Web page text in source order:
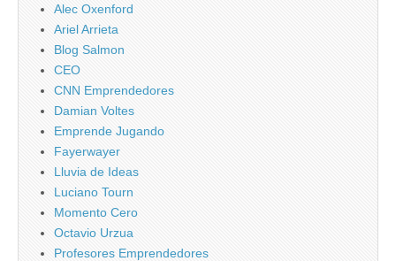
Alec Oxenford
Ariel Arrieta
Blog Salmon
CEO
CNN Emprendedores
Damian Voltes
Emprende Jugando
Fayerwayer
Lluvia de Ideas
Luciano Tourn
Momento Cero
Octavio Urzua
Profesores Emprendedores